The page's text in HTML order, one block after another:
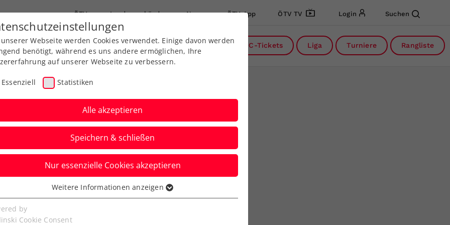
ÖTV Landesverbände News ÖTV App ÖTV TV Login Suchen
Ausbildung Services Über uns DC-Tickets Liga Turniere Rangliste
Cups: ÖTV-Teams
statt nur
Webseite werden Cookies verwendet. Einige davon werden
benötigt, während es uns andere ermöglichen, Ihre
auf unserer Webseite zu verbessern.
Essenziell Statistiken
Alle akzeptieren
Speichern & schließen
Nur essenzielle Cookies akzeptieren
Cookies werden für grundlegende Funktionen der
benötigt. Dadurch ist gewährleistet, dass die Webseite
Weitere Informationen anzeigen
by
Cookie Consent